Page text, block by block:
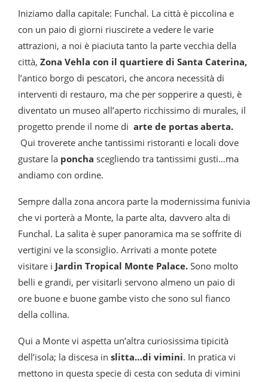
Iniziamo dalla capitale: Funchal. La città è piccolina e
con un paio di giorni riuscirete a vedere le varie
attrazioni, a noi è piaciuta tanto la parte vecchia della
città, Zona Vehla con il quartiere di Santa Caterina,
l’antico borgo di pescatori, che ancora necessità di
interventi di restauro, ma che per sopperire a questi, è
diventato un museo all’aperto ricchissimo di murales, il
progetto prende il nome di arte de portas aberta.
Qui troverete anche tantissimi ristoranti e locali dove
gustare la poncha scegliendo tra tantissimi gusti…ma
andiamo con ordine.
Sempre dalla zona ancora parte la modernissima funivia
che vi porterà a Monte, la parte alta, davvero alta di
Funchal. La salita è super panoramica ma se soffrite di
vertigini ve la sconsiglio. Arrivati a monte potete
visitare i Jardin Tropical Monte Palace. Sono molto
belli e grandi, per visitarli servono almeno un paio di
ore buone e buone gambe visto che sono sul fianco
della collina.
Qui a Monte vi aspetta un’altra curiosissima tipicità
dell’isola; la discesa in slitta…di vimini. In pratica vi
mettono in questa specie di cesta con seduta di vimini